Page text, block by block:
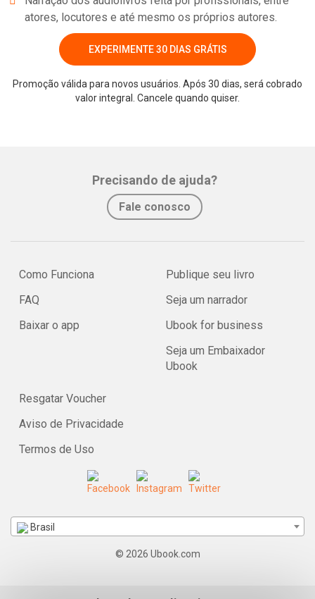
atores, locutores e até mesmo os próprios autores.
EXPERIMENTE 30 DIAS GRÁTIS
Promoção válida para novos usuários. Após 30 dias, será cobrado
valor integral. Cancele quando quiser.
Precisando de ajuda?
Fale conosco
Como Funciona
FAQ
Baixar o app
Publique seu livro
Seja um narrador
Ubook for business
Seja um Embaixador
Ubook
Resgatar Voucher
Aviso de Privacidade
Termos de Uso
Brasil
© 2026 Ubook.com